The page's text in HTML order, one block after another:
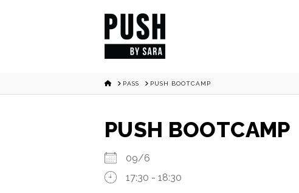
HOMEPASS PUSH BOOTCAMP
PUSH BOOTCAMP
09/6
17:30 - 18:30